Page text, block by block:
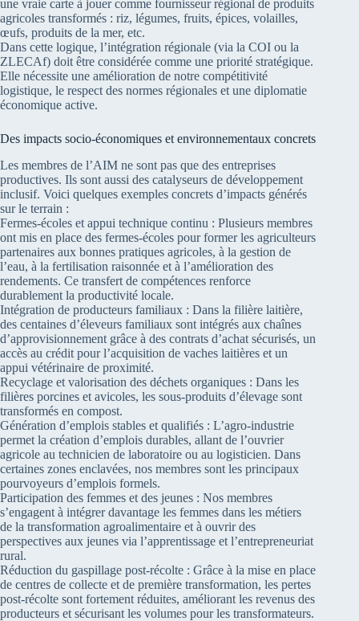
une vraie carte à jouer comme fournisseur régional de produits
agricoles transformés : riz, légumes, fruits, épices, volailles,
œufs, produits de la mer, etc.
Dans cette logique, l’intégration régionale (via la COI ou la
ZLECAf) doit être considérée comme une priorité stratégique.
Elle nécessite une amélioration de notre compétitivité
logistique, le respect des normes régionales et une diplomatie
économique active.
Des impacts socio-économiques et environnementaux concrets
Les membres de l’AIM ne sont pas que des entreprises
productives. Ils sont aussi des catalyseurs de développement
inclusif. Voici quelques exemples concrets d’impacts générés
sur le terrain :
Fermes-écoles et appui technique continu : Plusieurs membres
ont mis en place des fermes-écoles pour former les agriculteurs
partenaires aux bonnes pratiques agricoles, à la gestion de
l’eau, à la fertilisation raisonnée et à l’amélioration des
rendements. Ce transfert de compétences renforce
durablement la productivité locale.
Intégration de producteurs familiaux : Dans la filière laitière,
des centaines d’éleveurs familiaux sont intégrés aux chaînes
d’approvisionnement grâce à des contrats d’achat sécurisés, un
accès au crédit pour l’acquisition de vaches laitières et un
appui vétérinaire de proximité.
Recyclage et valorisation des déchets organiques : Dans les
filières porcines et avicoles, les sous-produits d’élevage sont
transformés en compost.
Génération d’emplois stables et qualifiés : L’agro-industrie
permet la création d’emplois durables, allant de l’ouvrier
agricole au technicien de laboratoire ou au logisticien. Dans
certaines zones enclavées, nos membres sont les principaux
pourvoyeurs d’emplois formels.
Participation des femmes et des jeunes : Nos membres
s’engagent à intégrer davantage les femmes dans les métiers
de la transformation agroalimentaire et à ouvrir des
perspectives aux jeunes via l’apprentissage et l’entrepreneuriat
rural.
Réduction du gaspillage post-récolte : Grâce à la mise en place
de centres de collecte et de première transformation, les pertes
post-récolte sont fortement réduites, améliorant les revenus des
producteurs et sécurisant les volumes pour les transformateurs.